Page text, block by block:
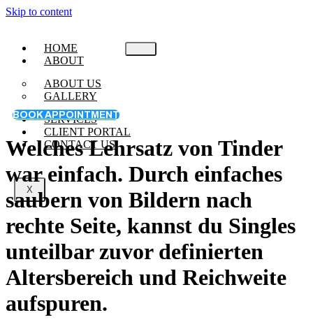
Skip to content
HOME
ABOUT
ABOUT US
GALLERY
SERVICES
CLIENT PORTAL
CONTACT US
X
BOOK APPOINTMENT
Welches Lehrsatz von Tinder
war einfach. Durch einfaches
saubern von Bildern nach
rechte Seite, kannst du Singles
unteilbar zuvor definierten
Altersbereich und Reichweite
aufspuren.